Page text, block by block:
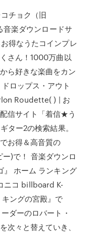
チョク（旧
音楽ダウンロードサ
得なうたコインプレ
さん！1000万曲以
ら好きな楽曲をカン
ロップス・アウト
Roudette( ) | お
信サイト「着信★う
ター2の検索結果。
お得＆高音質の
)で！ 音楽ダウンロ
』 ホーム ランキング
ニコ billboard K-
ングの宮殿』で
ダーのロバート・
次々と替えていき、